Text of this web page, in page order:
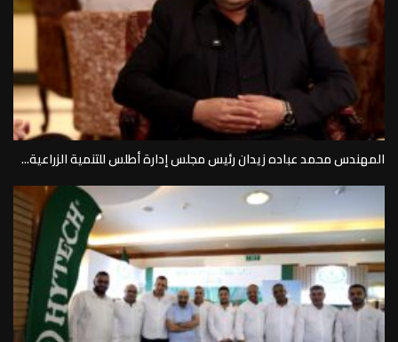
المهندس محمد عباده زيدان رئيس مجلس إدارة أطلس للتنمية الزراعية...